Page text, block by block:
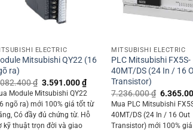
ELECTRIC
Mitsubishi QY22 (16
ra)
₫ Original
price
was:
4.082.400 ₫.
3.591.000₫Current
price
is:
3.591.000 ₫.
Module Mitsubishi QY22
ngõ ra) mới 100% giá tốt từ
Có đầy đủ chứng từ. Hỗ
kỹ thuật trọn đời và giao
MITSUBISHI ELECTRIC
PLC Mitsubishi FX5S-
40MT/DS (24 In / 16
Transistor)
7.236.000₫ Original
price
was:
Mua PLC Mitsubishi
40MT/DS (24 In / 16 Out
Transistor) mới 100%